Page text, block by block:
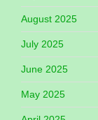
August 2025
July 2025
June 2025
May 2025